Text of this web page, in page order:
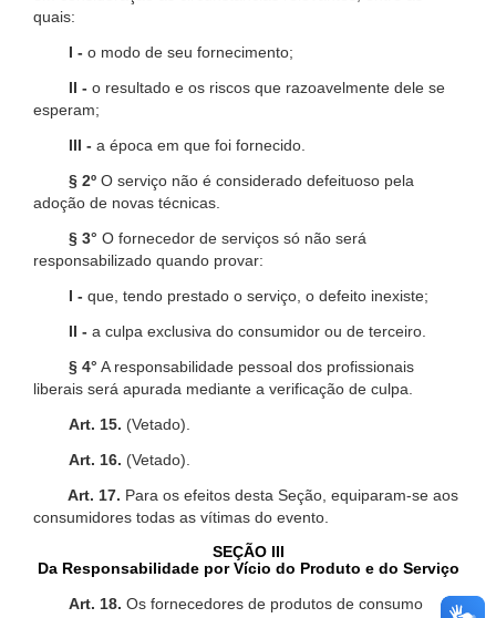
quais:
I - o modo de seu fornecimento;
II - o resultado e os riscos que razoavelmente dele se
esperam;
III - a época em que foi fornecido.
§ 2º O serviço não é considerado defeituoso pela
adoção de novas técnicas.
§ 3° O fornecedor de serviços só não será
responsabilizado quando provar:
I - que, tendo prestado o serviço, o defeito inexiste;
II - a culpa exclusiva do consumidor ou de terceiro.
§ 4° A responsabilidade pessoal dos profissionais
liberais será apurada mediante a verificação de culpa.
Art. 15. (Vetado).
Art. 16. (Vetado).
Art. 17. Para os efeitos desta Seção, equiparam-se aos
consumidores todas as vítimas do evento.
SEÇÃO III
Da Responsabilidade por Vício do Produto e do Serviço
Art. 18. Os fornecedores de produtos de consumo